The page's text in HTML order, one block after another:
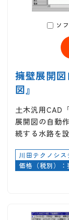
ソ
擁壁展開
図』
土木汎用CAD
展開図の自動
続する水路を
川田テクノシ
価格（税別）：